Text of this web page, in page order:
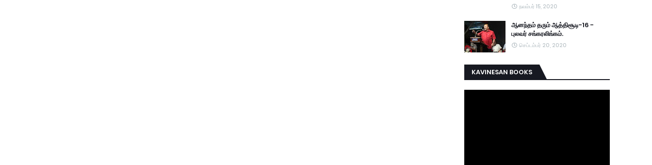
நவம்பர் 15, 2020
ஆனந்தம் தரும் ஆத்திசூடி-16 -
புலவர் சங்கரலிங்கம்.
செப்டம்பர் 20, 2020
KAVINESAN BOOKS